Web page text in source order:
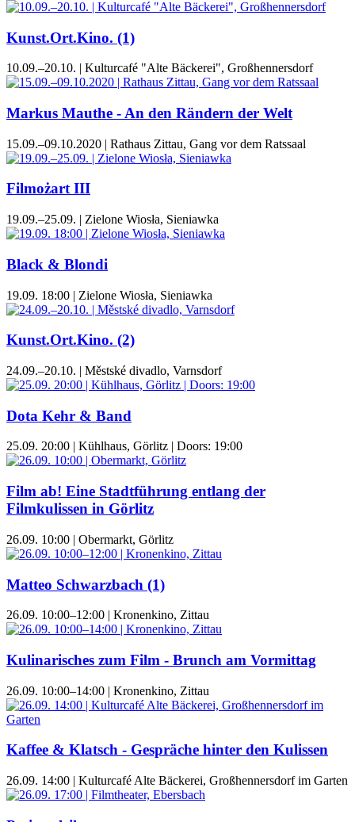
Kunst.Ort.Kino. (1)
10.09.–20.10. | Kulturcafé "Alte Bäckerei", Großhennersdorf
Markus Mauthe - An den Rändern der Welt
15.09.–09.10.2020 | Rathaus Zittau, Gang vor dem Ratssaal
Filmożart III
19.09.–25.09. | Zielone Wiosła, Sieniawka
Black & Blondi
19.09. 18:00 | Zielone Wiosła, Sieniawka
Kunst.Ort.Kino. (2)
24.09.–20.10. | Městské divadlo, Varnsdorf
Dota Kehr & Band
25.09. 20:00 | Kühlhaus, Görlitz | Doors: 19:00
Film ab! Eine Stadtführung entlang der
Filmkulissen in Görlitz
26.09. 10:00 | Obermarkt, Görlitz
Matteo Schwarzbach (1)
26.09. 10:00–12:00 | Kronenkino, Zittau
Kulinarisches zum Film - Brunch am Vormittag
26.09. 10:00–14:00 | Kronenkino, Zittau
Kaffee & Klatsch - Gespräche hinter den Kulissen
26.09. 14:00 | Kulturcafé Alte Bäckerei, Großhennersdorf im Garten